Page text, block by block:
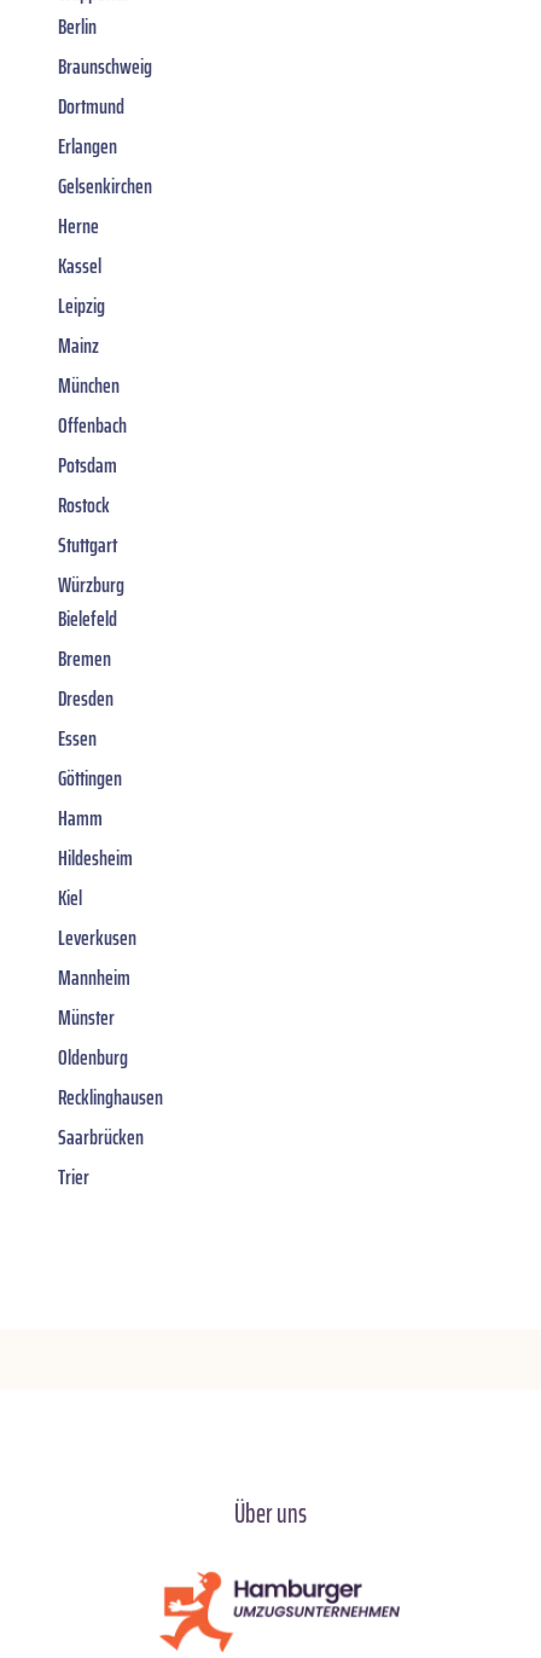
Berlin
Braunschweig
Dortmund
Erlangen
Gelsenkirchen
Herne
Kassel
Leipzig
Mainz
München
Offenbach
Potsdam
Rostock
Stuttgart
Würzburg
Bielefeld
Bremen
Dresden
Essen
Göttingen
Hamm
Hildesheim
Kiel
Leverkusen
Mannheim
Münster
Oldenburg
Recklinghausen
Saarbrücken
Trier
Über uns